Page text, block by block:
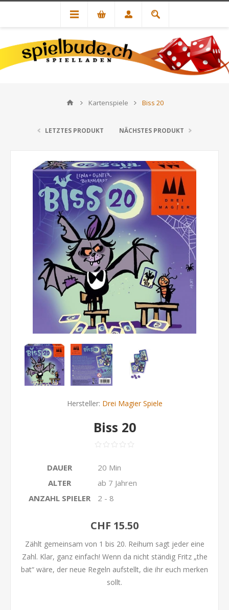
Kartenspiele Biss 20
LETZTES PRODUKT NÄCHSTES PRODUKT
Hersteller: Drei Magier Spiele
Biss 20
DAUER
20 Min
ALTER
ab 7 Jahren
ANZAHL SPIELER
2 - 8
CHF 15.50
Zählt gemeinsam von 1 bis 20. Reihum sagt jeder eine
Zahl. Klar, ganz einfach! Wenn da nicht ständig Fritz „the
bat“ wäre, der neue Regeln aufstellt, die ihr euch merken
sollt.